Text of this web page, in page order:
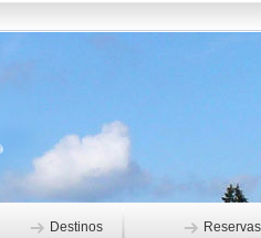
Destinos Reservas